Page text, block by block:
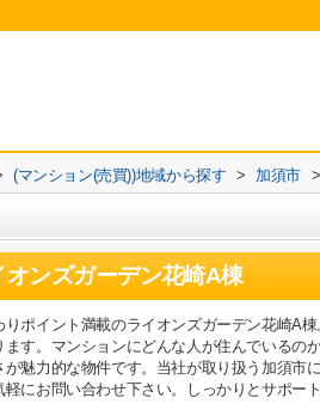
(マンション(売買))地域から探す > 加須市 >
オンズガーデン花崎A棟
りポイント満載のライオンズガーデン花崎A
ます。マンションにどんな人が住んでいるの
が魅力的な物件です。当社が取り扱う加須市
軽にお問い合わせ下さい。しっかりとサポート